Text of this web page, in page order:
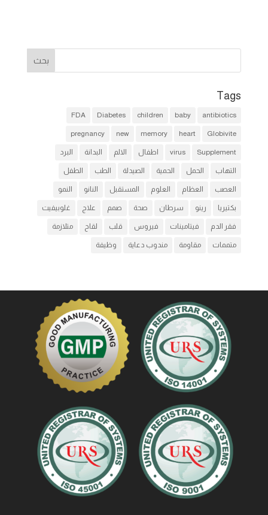
Tags
antibiotics
baby
children
Diabetes
FDA
Globivite
heart
memory
new
pregnancy
Supplement
virus اطفال الالم البدانة البرد
التهاب الحمل الحمية الصيدلة الطب الطفل
العصب العظام العلوم المستقبل النانو النمو
بكتيريا رينو سرطان صحة صمم علاج غلوبيفيت
فقر الدم فيتامينات فيروس قلب لقاح متلازمة
متممات مقاومة مندوب دعاية وظيفة